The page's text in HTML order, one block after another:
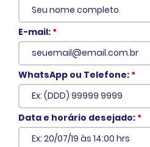
E-mail: *
WhatsApp ou Telefone: *
Data e horário desejado: *
Voltar